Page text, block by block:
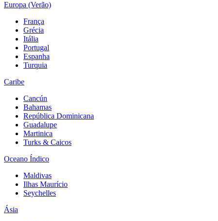
Europa (Verão)
França
Grécia
Itália
Portugal
Espanha
Turquia
Caribe
Cancún
Bahamas
República Dominicana
Guadalupe
Martinica
Turks & Caicos
Oceano Índico
Maldivas
Ilhas Maurício
Seychelles
Ásia